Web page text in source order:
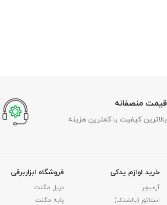
قیمت منصفانه
بالاترین کیفیت با کمترین هزینه
خرید لوازم یدکی
آرمیچر
استاتور (بالشتک)
فروشگاه ابزاربرقی
دریل مگنت
پایه مگنت